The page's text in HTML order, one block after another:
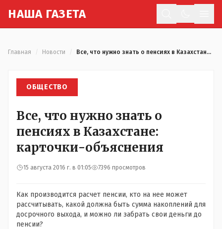
НАША ГАЗЕТА
Главная Новости Все, что нужно знать о пенсиях в Казахстане: карточки-объяснения
ОБЩЕСТВО
Все, что нужно знать о
пенсиях в Казахстане:
карточки-объяснения
15 августа 2016 г. в 01:05 7396 просмотров
Как производится расчет пенсии, кто на нее может
рассчитывать, какой должна быть сумма накоплений для
досрочного выхода, и можно ли забрать свои деньги до
пенсии?